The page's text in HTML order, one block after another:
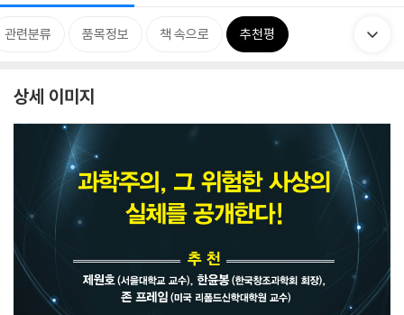
관련분류 품목정보 책 속으로 추천평
상세 이미지